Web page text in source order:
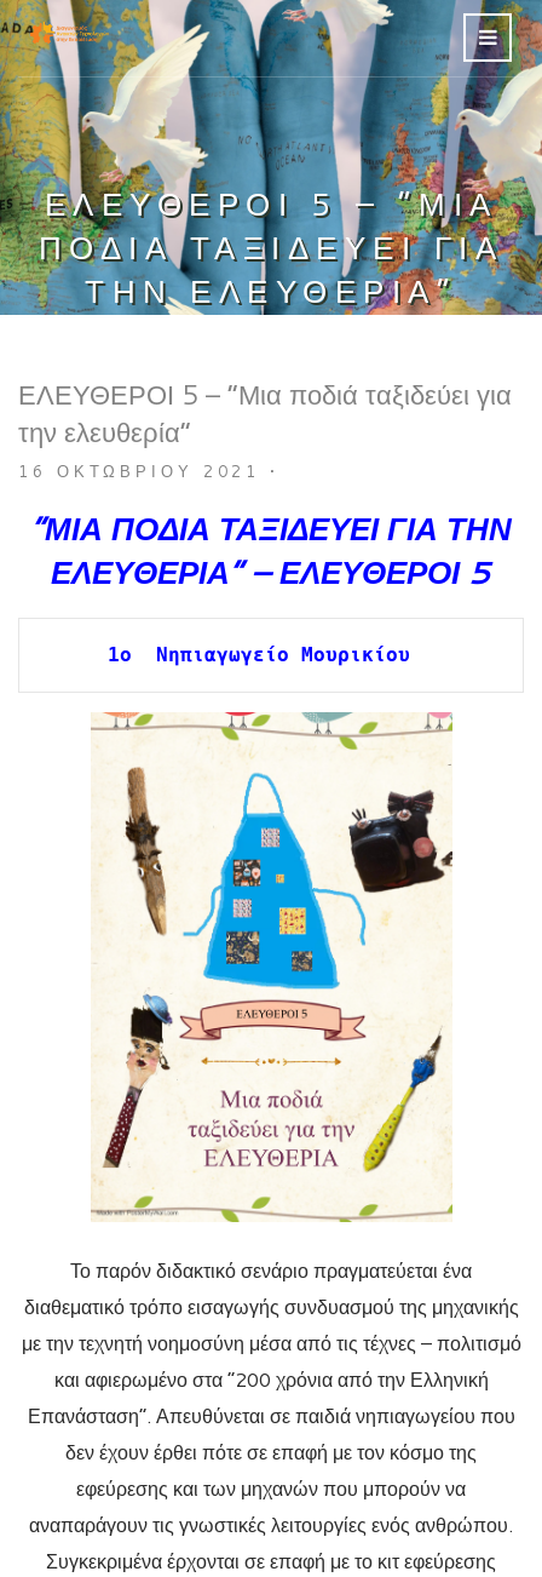
ΕΛΕΥΘΕΡΟΙ 5 – “ΜΙΑ
ΠΟΔΙΆ ΤΑΞΙΔΕΎΕΙ ΓΙΑ
ΤΗΝ ΕΛΕΥΘΕΡΊΑ”
ΕΛΕΥΘΕΡΟΙ 5 – “Μια ποδιά ταξιδεύει για
την ελευθερία”
16 ΟΚΤΩΒΡΊΟΥ 2021 •
“ΜΙΑ ΠΟΔΙΆ ΤΑΞΙΔΕΎΕΙ ΓΙΑ ΤΗΝ
ΕΛΕΥΘΕΡΙΑ” –ΕΛΕΥΘΕΡΟΙ 5
1o  Νηπιαγωγείο Μουρικίου
Το παρόν διδακτικό σενάριο πραγματεύεται ένα
διαθεματικό τρόπο εισαγωγής συνδυασμού της μηχανικής
με την τεχνητή νοημοσύνη μέσα από τις τέχνες – πολιτισμό
και αφιερωμένο στα “200 χρόνια από την Ελληνική
Επανάσταση”. Απευθύνεται σε παιδιά νηπιαγωγείου που
δεν έχουν έρθει πότε σε επαφή με τον κόσμο της
εφεύρεσης και των μηχανών που μπορούν να
αναπαράγουν τις γνωστικές λειτουργίες ενός ανθρώπου.
Συγκεκριμένα έρχονται σε επαφή με το κιτ εφεύρεσης